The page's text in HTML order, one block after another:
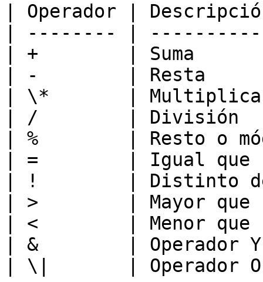
| Operador |
| -------- |
| +        | Suma
| -        | Resta
| \*       |
| /        | División
| %        | Resto o
| =        | Igual
| !        | Distinto
| >        | Mayor
| <        | Menor
| &        | Operador
| \|       | Operador